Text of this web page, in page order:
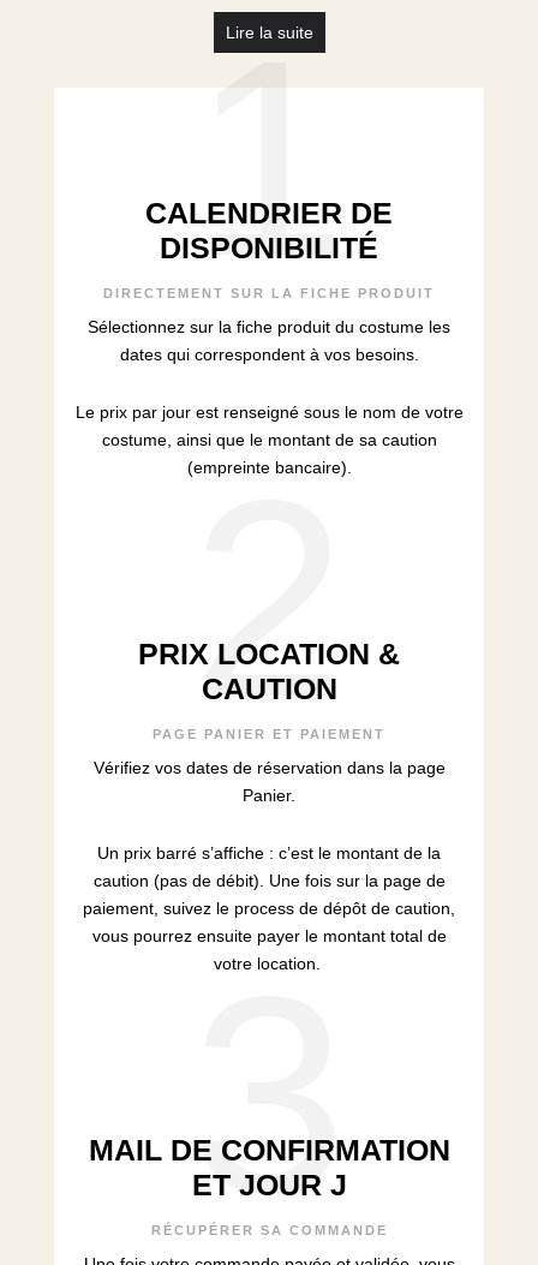
Lire la suite
1
CALENDRIER DE
DISPONIBILITÉ
DIRECTEMENT SUR LA FICHE PRODUIT
Sélectionnez sur la fiche produit du costume les
dates qui correspondent à vos besoins.
Le prix par jour est renseigné sous le nom de votre
costume, ainsi que le montant de sa caution
(empreinte bancaire).
2
PRIX LOCATION &
CAUTION
PAGE PANIER ET PAIEMENT
Vérifiez vos dates de réservation dans la page
Panier.
Un prix barré s’affiche : c’est le montant de la
caution (pas de débit). Une fois sur la page de
paiement, suivez le process de dépôt de caution,
vous pourrez ensuite payer le montant total de
votre location.
3
MAIL DE CONFIRMATION
ET JOUR J
RÉCUPÉRER SA COMMANDE